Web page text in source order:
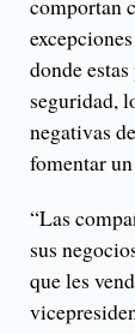
comportan
donde
seguridad,
negativas
fomentar
“Las
sus
que les